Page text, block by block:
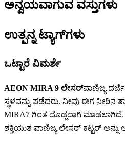
ಅನ್ವಯವಾಗುವ ವಸ್ತುಗಳು
ಉತ್ಪನ್ನ ಟ್ಯಾಗ್‌ಗಳು
ಒಟ್ಟಾರೆ ವಿಮರ್ಶೆ
AEON MIRA 9 ಲೇಸರ್ವಾಣಿಜ್ಯ
ಸ್ಥಳವನ್ನು ಪಡೆದರು. ನೀವು ಈಗ ನೀರಿನ
MIRA7 ಗಿಂತ ದೊಡ್ಡದಾಗಿ
ಶಕ್ತಿಯುತ ವಾಣಿಜ್ಯ ಲೇಸರ್ ಕಟ್ಟರ್ ಅನ್ನು